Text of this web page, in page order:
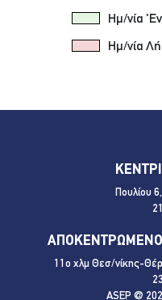
Ημ/νία
Ημ/νία
Πουλίου
11ο χλμ Θεσ/νίκης-
ASEP @